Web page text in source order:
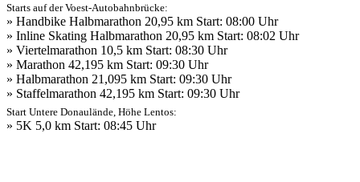
Starts auf der Voest-Autobahnbrücke:
» Handbike Halbmarathon 20,95 km Start: 08:00 Uhr
» Inline Skating Halbmarathon 20,95 km Start: 08:02 Uhr
» Viertelmarathon 10,5 km Start: 08:30 Uhr
» Marathon 42,195 km Start: 09:30 Uhr
» Halbmarathon 21,095 km Start: 09:30 Uhr
» Staffelmarathon 42,195 km Start: 09:30 Uhr
Start Untere Donaulände, Höhe Lentos:
» 5K 5,0 km Start: 08:45 Uhr